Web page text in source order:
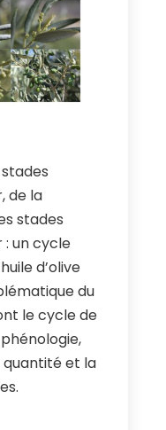
,de la
stades
:un cycle
d’olive
du
le cycle de
,
et la
.